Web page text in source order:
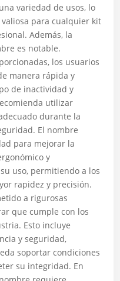
variedad de usos, lo
para cualquier kit
Además, la
es notable.
los usuarios
manera rápida y
de inactividad y
utilizar
durante la
El nombre
para mejorar la
y
uso, permitiendo a los
rapidez y precisión.
a rigurosas
que cumple con los
Esto incluye
y seguridad,
soportar condiciones
su integridad. En